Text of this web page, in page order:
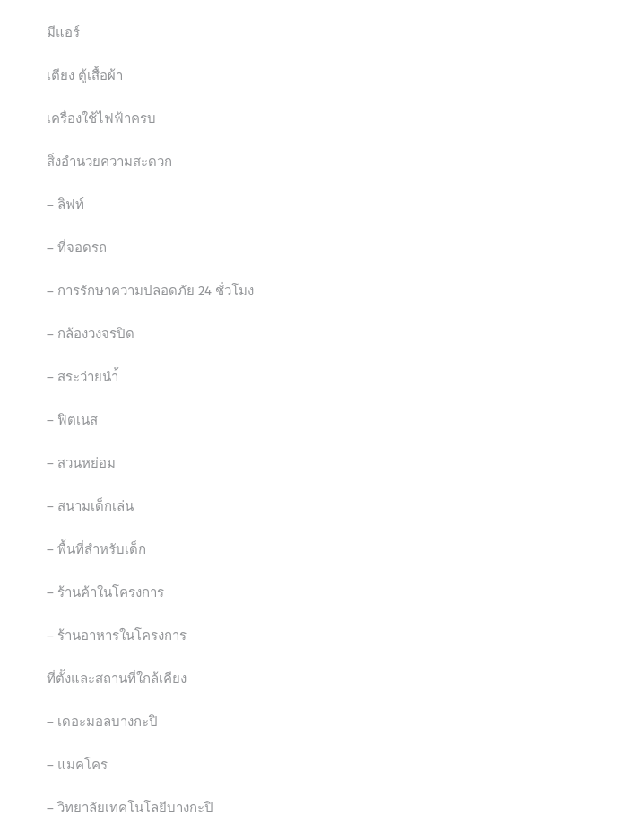
มีแอร์
เตียง ตู้เสื้อผ้า
เครื่องใช้ไฟฟ้าครบ
สิ่งอำนวยความสะดวก
– ลิฟท์
– ที่จอดรถ
– การรักษาความปลอดภัย 24 ชั่วโมง
– กล้องวงจรปิด
– สระว่ายนำ้
– ฟิตเนส
– สวนหย่อม
– สนามเด็กเล่น
– พื้นที่สำหรับเด็ก
– ร้านค้าในโครงการ
– ร้านอาหารในโครงการ
ที่ตั้งและสถานที่ใกล้เคียง
– เดอะมอลบางกะปิ
– แมคโคร
– วิทยาลัยเทคโนโลยีบางกะปิ